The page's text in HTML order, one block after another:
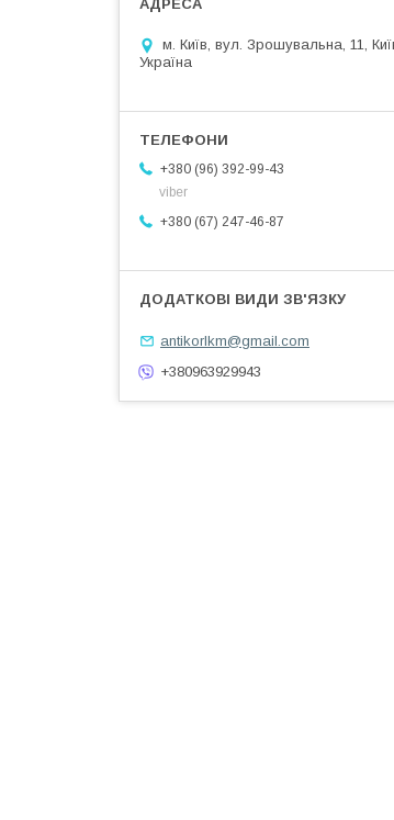
м. Київ, вул. Зрошувальна, 11,
Україна
+380 (96) 392-99-43
viber
+380 (67) 247-46-87
antikorlkm@gmail.com
+380963929943